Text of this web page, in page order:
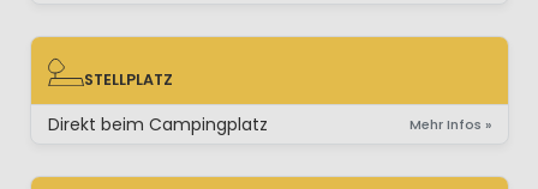
STELLPLATZ
STELLPLATZ
Direkt beim Campingplatz Mehr Infos »